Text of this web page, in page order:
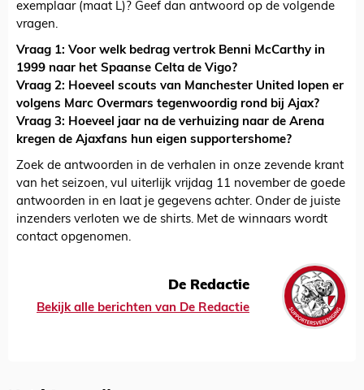
exemplaar (maat L)? Geef dan antwoord op de volgende
vragen.
Vraag 1: Voor welk bedrag vertrok Benni McCarthy in
1999 naar het Spaanse Celta de Vigo?
Vraag 2: Hoeveel scouts van Manchester United lopen er
volgens Marc Overmars tegenwoordig rond bij Ajax?
Vraag 3: Hoeveel jaar na de verhuizing naar de Arena
kregen de Ajaxfans hun eigen supportershome?
Zoek de antwoorden in de verhalen in onze zevende krant
van het seizoen, vul uiterlijk vrijdag 11 november de goede
antwoorden in en laat je gegevens achter. Onder de juiste
inzenders verloten we de shirts. Met de winnaars wordt
contact opgenomen.
De Redactie
Bekijk alle berichten van De Redactie